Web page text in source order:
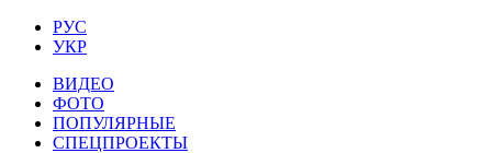
РУС
УКР
ВИДЕО
ФОТО
ПОПУЛЯРНЫЕ
СПЕЦПРОЕКТЫ